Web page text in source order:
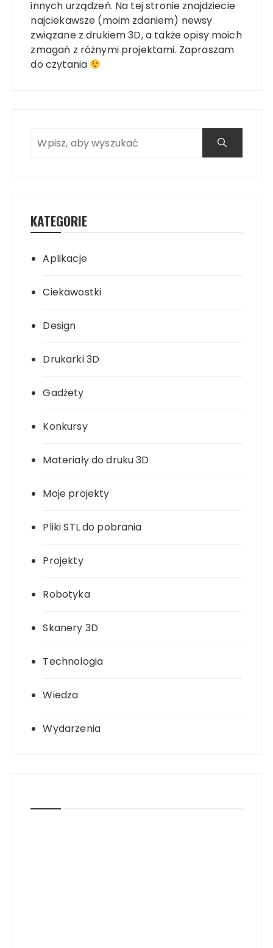
innych urządzeń. Na tej stronie znajdziecie
najciekawsze (moim zdaniem) newsy
związane z drukiem 3D, a także opisy moich
zmagań z różnymi projektami. Zapraszam
do czytania
KATEGORIE
Aplikacje
Ciekawostki
Design
Drukarki 3D
Gadżety
Konkursy
Materiały do druku 3D
Moje projekty
Pliki STL do pobrania
Projekty
Robotyka
Skanery 3D
Technologia
Wiedza
Wydarzenia